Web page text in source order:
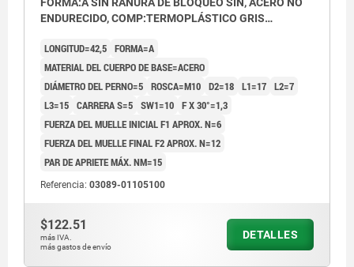
ENDURECIDO, COMP:TERMOPLÁSTICO GRIS
LONGITUD=42,5 FORMA=A
MATERIAL DEL CUERPO DE BASE=ACERO
DIÁMETRO DEL PERNO=5 ROSCA=M10 D2=18 L1=17 L2=7
L3=15 CARRERA S=5 SW1=10 F X 30°=1,3
FUERZA DEL MUELLE INICIAL F1 APROX. N=6
FUERZA DEL MUELLE FINAL F2 APROX. N=12
PAR DE APRIETE MÁX. NM=15
Referencia: 03089-01105100
$122.51
más IVA.
más gastos de envío
DETALLES